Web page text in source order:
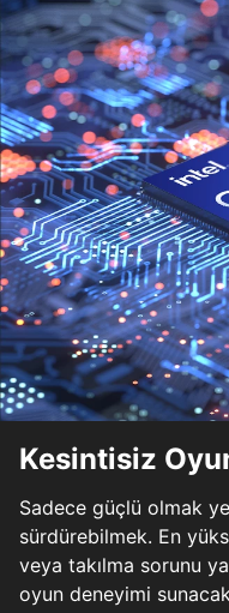
Kesintisiz
Sadece güçlü olmak
sürdürebilmek. En
veya takılma sorunu
oyun deneyimi